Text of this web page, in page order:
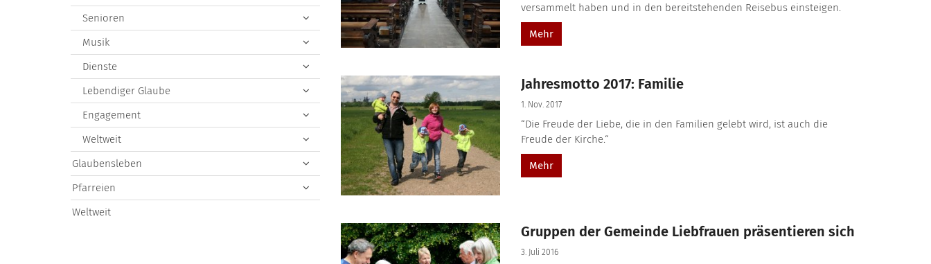
versammelt haben und in den bereitstehenden Reisebus einsteigen.
Mehr
Jahresmotto 2017: Familie
1. Nov. 2017
“Die Freude der Liebe, die in den Familien gelebt wird, ist auch die
Freude der Kirche.“
Mehr
Gruppen der Gemeinde Liebfrauen präsentieren sich
3. Juli 2016
Senioren
Musik
Dienste
Lebendiger Glaube
Engagement
Weltweit
Glaubensleben
Pfarreien
Weltweit